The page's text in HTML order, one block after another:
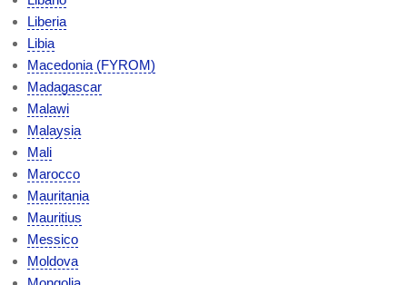
Liberia
Libia
Macedonia (FYROM)
Madagascar
Malawi
Malaysia
Mali
Marocco
Mauritania
Mauritius
Messico
Moldova